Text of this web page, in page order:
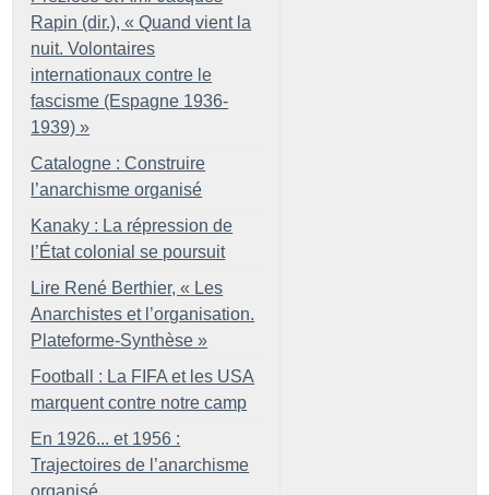
Rapin (dir.), « Quand vient la
nuit. Volontaires
internationaux contre le
fascisme (Espagne 1936-
1939) »
Catalogne : Construire
l’anarchisme organisé
Kanaky : La répression de
l’État colonial se poursuit
Lire René Berthier, « Les
Anarchistes et l’organisation.
Plateforme-Synthèse »
Football : La FIFA et les USA
marquent contre notre camp
En 1926... et 1956 :
Trajectoires de l’anarchisme
organisé